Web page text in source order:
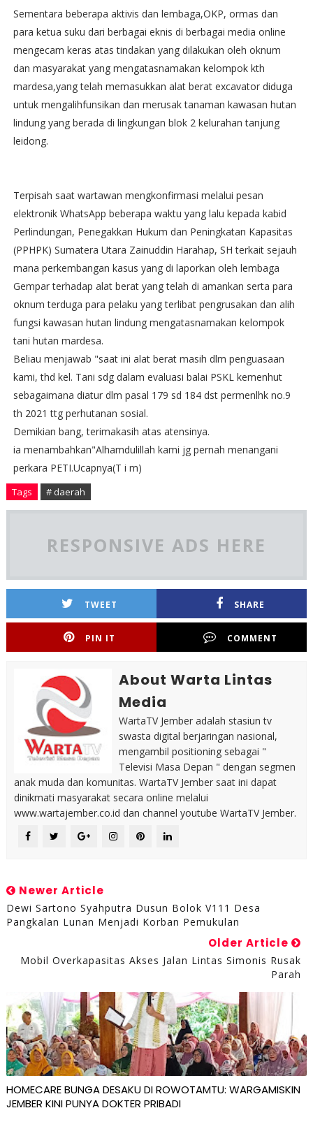
Sementara beberapa aktivis dan lembaga,OKP, ormas dan
para ketua suku dari berbagai eknis di berbagai media online
mengecam keras atas tindakan yang dilakukan oleh oknum
dan masyarakat yang mengatasnamakan kelompok kth
mardesa,yang telah memasukkan alat berat excavator diduga
untuk mengalihfunsikan dan merusak tanaman kawasan hutan
lindung yang berada di lingkungan blok 2 kelurahan tanjung
leidong.
Terpisah saat wartawan mengkonfirmasi melalui pesan
elektronik WhatsApp beberapa waktu yang lalu kepada kabid
Perlindungan, Penegakkan Hukum dan Peningkatan Kapasitas
(PPHPK) Sumatera Utara Zainuddin Harahap, SH terkait sejauh
mana perkembangan kasus yang di laporkan oleh lembaga
Gempar terhadap alat berat yang telah di amankan serta para
oknum terduga para pelaku yang terlibat pengrusakan dan alih
fungsi kawasan hutan lindung mengatasnamakan kelompok
tani hutan mardesa.
Beliau menjawab "saat ini alat berat masih dlm penguasaan
kami, thd kel. Tani sdg dalam evaluasi balai PSKL kemenhut
sebagaimana diatur dlm pasal 179 sd 184 dst permenlhk no.9
th 2021 ttg perhutanan sosial.
Demikian bang, terimakasih atas atensinya.
ia menambahkan"Alhamdulillah kami jg pernah menangani
perkara PETI.Ucapnya(T i m)
Tags # daerah
RESPONSIVE ADS HERE
TWEET SHARE
PIN IT COMMENT
About Warta Lintas
Media
WartaTV Jember adalah stasiun tv
swasta digital berjaringan nasional,
mengambil positioning sebagai "
Televisi Masa Depan " dengan segmen
anak muda dan komunitas. WartaTV Jember saat ini dapat
dinikmati masyarakat secara online melalui
www.wartajember.co.id dan channel youtube WartaTV Jember.
Newer Article
Dewi Sartono Syahputra Dusun Bolok V111 Desa
Pangkalan Lunan Menjadi Korban Pemukulan
Older Article
Mobil Overkapasitas Akses Jalan Lintas Simonis Rusak
Parah
HOMECARE BUNGA DESAKU DI ROWOTAMTU: WARGAMISKIN
JEMBER KINI PUNYA DOKTER PRIBADI